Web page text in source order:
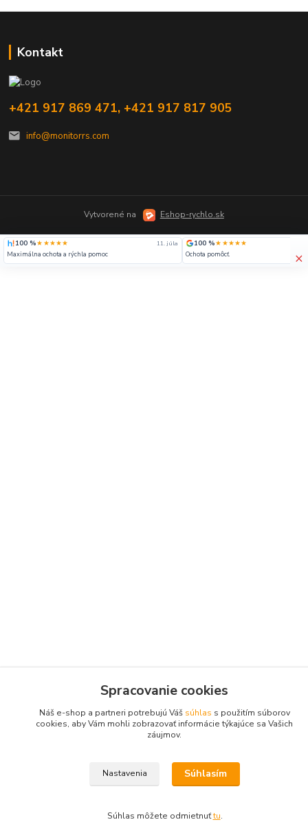
Kontakt
+421 917 869 471, +421 917 817 905
info@monitorrs.com
Vytvorené na Eshop-rychlo.sk
Spracovanie cookies
Náš e-shop a partneri potrebujú Váš súhlas s použitím súborov
cookies, aby Vám mohli zobrazovať informácie týkajúce sa Vašich
záujmov.
Nastavenia Súhlasím
Súhlas môžete odmietnuťtu.
×
100 %★★★★★
11. júla
Maximálna ochota a rýchla pomoc
100 %★★★★★
Ochota pomôcť.